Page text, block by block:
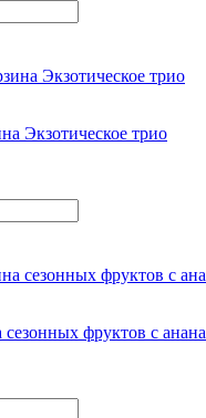
Экзотическое трио
сезонных фруктов с